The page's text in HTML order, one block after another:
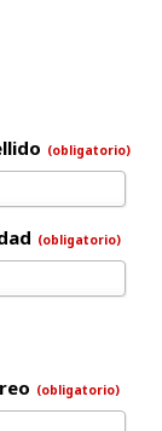
(obligatorio)
(obligatorio)
(obligatorio)